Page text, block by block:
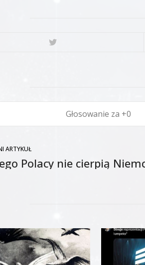
0
ARTYKUŁ
Polacy nie cierpią